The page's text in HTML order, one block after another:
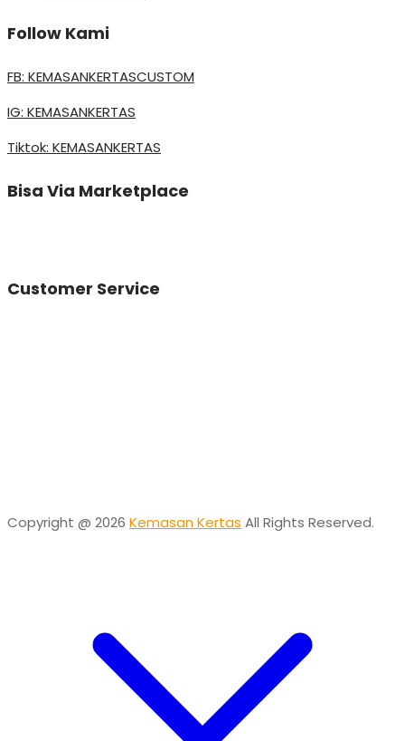
Follow Kami
FB: KEMASANKERTASCUSTOM
IG: KEMASANKERTAS
Tiktok: KEMASANKERTAS
Bisa Via Marketplace
Customer Service
Copyright @ 2026 Kemasan Kertas All Rights Reserved.